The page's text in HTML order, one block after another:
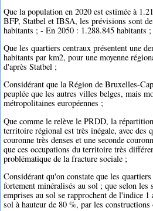
Que la population en 2020 est estimée à
BFP, Statbel et IBSA, les prévisions sont
habitants ; - En 2050 : 1.288.845 habitants ;
Que les quartiers centraux présentent une
habitants par km2, pour une moyenne
d'après Statbel ;
Considérant que la Région de Bruxelles-
peuplée que les autres villes belges, mais
métropolitaines européennes ;
Que comme le relève le PRDD, la
territoire régional est très inégale, avec des
couronne très denses et une seconde
que ces occupations du territoire très
problématique de la fracture sociale ;
Considérant qu'on constate que les
fortement minéralisés au sol ; que selon
emprises au sol se rapprochent de l'indice
sol à hauteur de 80 %, par les